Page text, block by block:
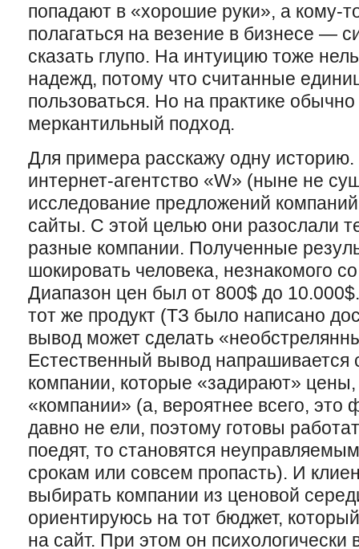
попадают в «хорошие руки», а кому-
полагаться на везение в бизнесе —
сказать глупо. На интуицию тоже
надежд, потому что считанные
пользоваться. Но на практике
меркантильный подход.
Для примера расскажу одну историю.
интернет-агентство «W» (ныне не
исследование предложений
сайты. С этой целью они разослали
разные компании. Полученные
шокировать человека, незнакомого
Диапазон цен был от 800$ до
тот же продукт (ТЗ было написано
вывод может сделать
Естественный вывод напрашивается
компании, которые «задирают»
«компании» (а, вероятнее всего,
давно не ели, поэтому готовы
поедят, то становятся
срокам или совсем пропасть). И
выбирать компании из ценовой
ориентируюсь на тот бюджет,
на сайт. При этом он